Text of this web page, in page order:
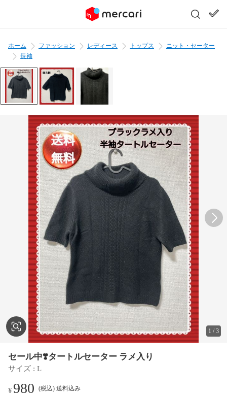
ホーム ファッション レディース トップス
ニット・セーター
長袖
1 /3
セール中❣️タートルセーター ラメ入り
サイズ : L
¥980 (税込) 送料込み